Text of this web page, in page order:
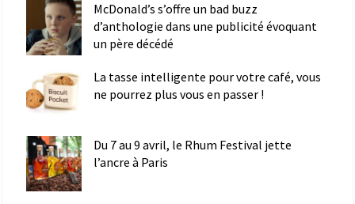
McDonald’s s’offre un bad buzz
d’anthologie dans une publicité évoquant
un père décédé
La tasse intelligente pour votre café, vous
ne pourrez plus vous en passer !
Du 7 au 9 avril, le Rhum Festival jette
l’ancre à Paris